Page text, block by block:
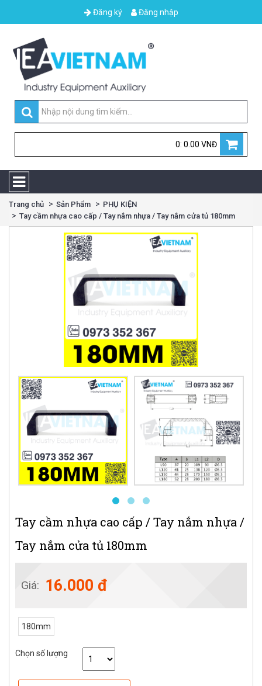
Đăng ký Đăng nhập
0: 0.00 VNĐ
Trang chủ Sản Phẩm
PHỤ KIỆN
Tay cầm nhựa cao cấp / Tay nắm nhựa / Tay nắm cửa tủ 180mm
Tay cầm nhựa cao cấp / Tay nắm nhựa /
Tay nắm cửa tủ 180mm
Giá: 16.000 đ
180mm
Chọn số lượng